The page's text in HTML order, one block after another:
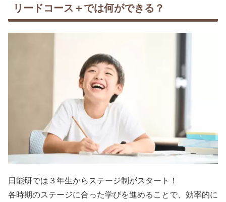
リードコース＋では何ができる？
日能研では３年生からステージ制がスタート！
各時期のステージに合った学びを進めることで、効率的に